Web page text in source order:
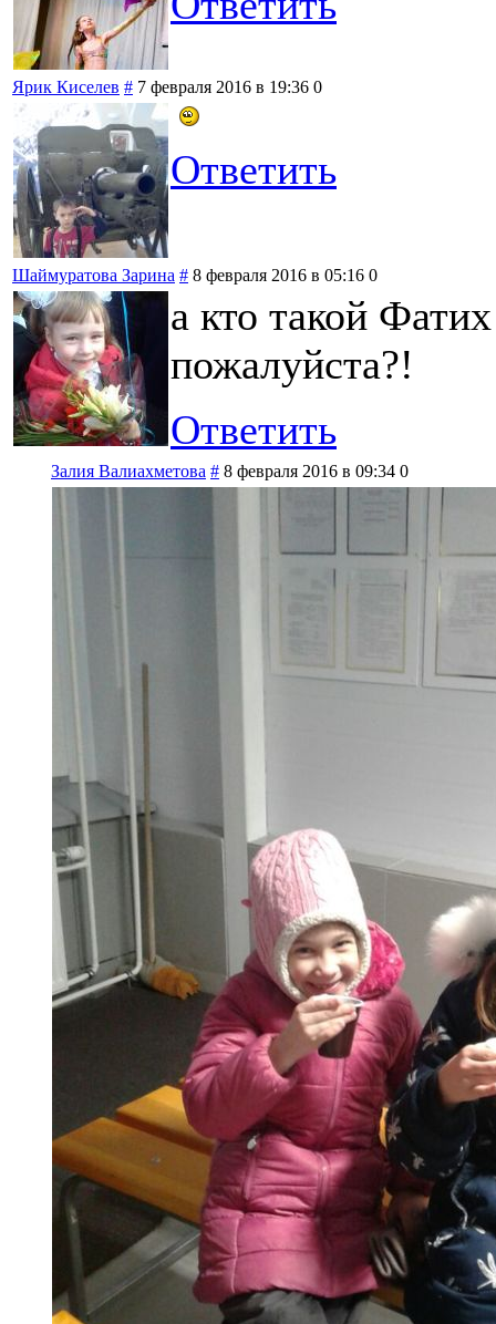
Ярик Киселев # 7 февраля 2016 в 19:36 0
Ответить
Шаймуратова Зарина # 8 февраля 2016 в 05:16 0
а кто такой
пожалуйста?!
Ответить
Залия Валиахметова # 8 февраля 2016 в 09:34 0